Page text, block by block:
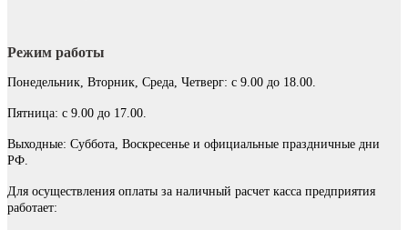
Режим работы
Понедельник, Вторник, Среда, Четверг: с 9.00 до 18.00.
Пятница: с 9.00 до 17.00.
Выходные: Суббота, Воскресенье и официальные праздничные дни
РФ.
Для осуществления оплаты за наличный расчет касса предприятия
работает: